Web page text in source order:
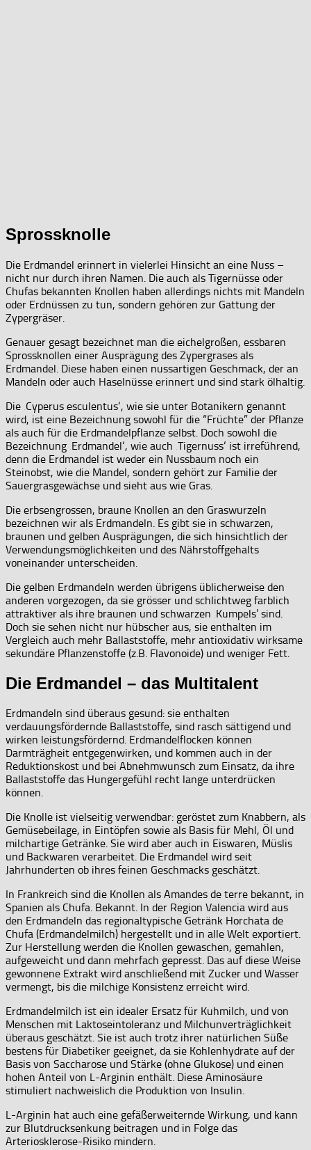
Sprossknolle
Die Erdmandel erinnert in vielerlei Hinsicht an eine Nuss –
nicht nur durch ihren Namen. Die auch als Tigernüsse oder
Chufas bekannten Knollen haben allerdings nichts mit Mandeln
oder Erdnüssen zu tun, sondern gehören zur Gattung der
Zypergräser.
Genauer gesagt bezeichnet man die eichelgroßen, essbaren
Sprossknollen einer Ausprägung des Zypergrases als
Erdmandel. Diese haben einen nussartigen Geschmack, der an
Mandeln oder auch Haselnüsse erinnert und sind stark ölhaltig.
Die ‚Cyperus esculentus‘, wie sie unter Botanikern genannt
wird, ist eine Bezeichnung sowohl für die “Früchte” der Pflanze
als auch für die Erdmandelpflanze selbst. Doch sowohl die
Bezeichnung ‚Erdmandel‘, wie auch ‚Tigernuss‘ ist irreführend,
denn die Erdmandel ist weder ein Nussbaum noch ein
Steinobst, wie die Mandel, sondern gehört zur Familie der
Sauergrasgewächse und sieht aus wie Gras.
Die erbsengrossen, braune Knollen an den Graswurzeln
bezeichnen wir als Erdmandeln. Es gibt sie in schwarzen,
braunen und gelben Ausprägungen, die sich hinsichtlich der
Verwendungsmöglichkeiten und des Nährstoffgehalts
voneinander unterscheiden.
Die gelben Erdmandeln werden übrigens üblicherweise den
anderen vorgezogen, da sie grösser und schlichtweg farblich
attraktiver als ihre braunen und schwarzen ‚Kumpels’ sind.
Doch sie sehen nicht nur hübscher aus, sie enthalten im
Vergleich auch mehr Ballaststoffe, mehr antioxidativ wirksame
sekundäre Pflanzenstoffe (z.B. Flavonoide) und weniger Fett.
Die Erdmandel – das Multitalent
Erdmandeln sind überaus gesund: sie enthalten
verdauungsfördernde Ballaststoffe, sind rasch sättigend und
wirken leistungsfördernd. Erdmandelflocken können
Darmträgheit entgegenwirken, und kommen auch in der
Reduktionskost und bei Abnehmwunsch zum Einsatz, da ihre
Ballaststoffe das Hungergefühl recht lange unterdrücken
können.
Die Knolle ist vielseitig verwendbar: geröstet zum Knabbern, als
Gemüsebeilage, in Eintöpfen sowie als Basis für Mehl, Öl und
milchartige Getränke. Sie wird aber auch in Eiswaren, Müslis
und Backwaren verarbeitet. Die Erdmandel wird seit
Jahrhunderten ob ihres feinen Geschmacks geschätzt.
In Frankreich sind die Knollen als Amandes de terre bekannt, in
Spanien als Chufa. Bekannt. In der Region Valencia wird aus
den Erdmandeln das regionaltypische Getränk Horchata de
Chufa (Erdmandelmilch) hergestellt und in alle Welt exportiert.
Zur Herstellung werden die Knollen gewaschen, gemahlen,
aufgeweicht und dann mehrfach gepresst. Das auf diese Weise
gewonnene Extrakt wird anschließend mit Zucker und Wasser
vermengt, bis die milchige Konsistenz erreicht wird.
Erdmandelmilch ist ein idealer Ersatz für Kuhmilch, und von
Menschen mit Laktoseintoleranz und Milchunverträglichkeit
überaus geschätzt. Sie ist auch trotz ihrer natürlichen Süße
bestens für Diabetiker geeignet, da sie Kohlenhydrate auf der
Basis von Saccharose und Stärke (ohne Glukose) und einen
hohen Anteil von L-Arginin enthält. Diese Aminosäure
stimuliert nachweislich die Produktion von Insulin.
L-Arginin hat auch eine gefäßerweiternde Wirkung, und kann
zur Blutdrucksenkung beitragen und in Folge das
Arteriosklerose-Risiko mindern.